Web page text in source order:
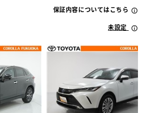
保証内容についてはこちら
未設定